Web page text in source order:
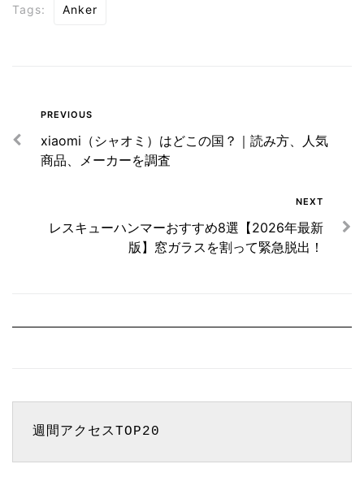
Tags: Anker
PREVIOUS
xiaomi（シャオミ）はどこの国？｜読み方、人気
商品、メーカーを調査
NEXT
レスキューハンマーおすすめ8選【2026年最新
版】窓ガラスを割って緊急脱出！
週間アクセスTOP20